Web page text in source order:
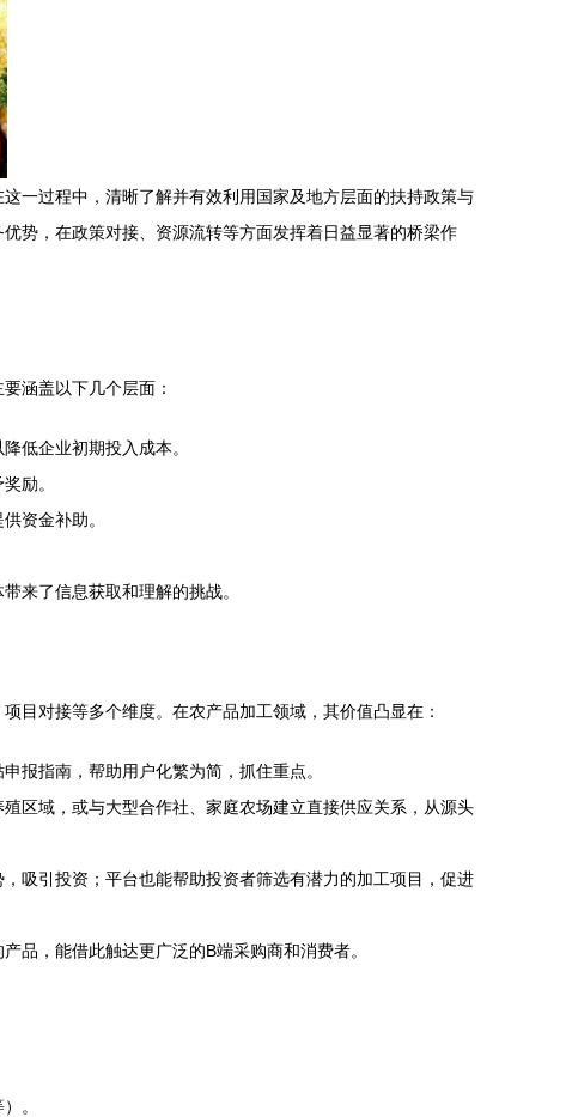
一过程中，清晰了解并有效利用国家及地方层面的扶持政策与
势，在政策对接、资源流转等方面发挥着日益显著的桥梁作
涵盖以下几个层面：
低企业初期投入成本。
励。
资金补助。
来了信息获取和理解的挑战。
目对接等多个维度。在农产品加工领域，其价值凸显在：
报指南，帮助用户化繁为简，抓住重点。
区域，或与大型合作社、家庭农场建立直接供应关系，从源头
吸引投资；平台也能帮助投资者筛选有潜力的加工项目，促进
品，能借此触达更广泛的B端采购商和消费者。
。